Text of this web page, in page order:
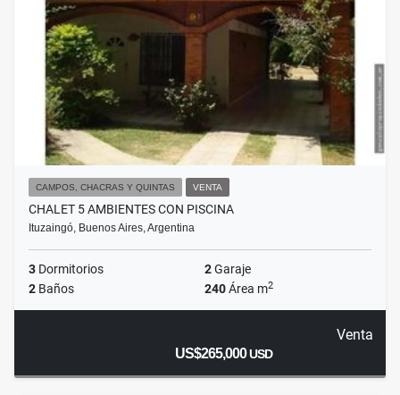
CAMPOS, CHACRAS Y QUINTAS VENTA
CHALET 5 AMBIENTES CON PISCINA
Ituzaingó, Buenos Aires, Argentina
3 Dormitorios 2Garaje
2 Baños 240Área m2
Venta
US$265,000USD